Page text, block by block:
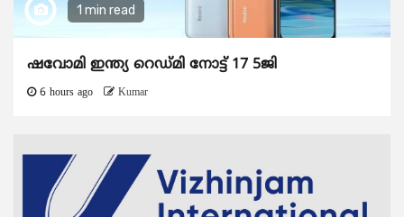
1 min read
ഷവോമി ഇന്ത്യ റെഡ്മി നോട്ട് 17 5ജി
6 hours ago Kumar